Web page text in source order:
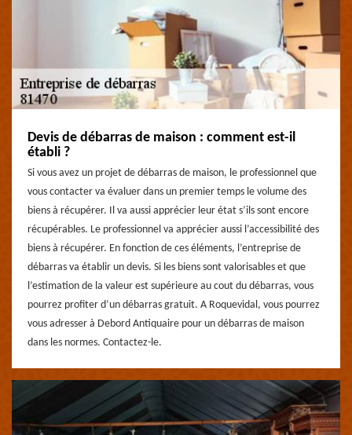
Devis de débarras de maison : comment est-il
établi ?
Si vous avez un projet de débarras de maison, le professionnel que
vous contacter va évaluer dans un premier temps le volume des
biens à récupérer. Il va aussi apprécier leur état s’ils sont encore
récupérables. Le professionnel va apprécier aussi l’accessibilité des
biens à récupérer. En fonction de ces éléments, l’entreprise de
débarras va établir un devis. Si les biens sont valorisables et que
l’estimation de la valeur est supérieure au cout du débarras, vous
pourrez profiter d’un débarras gratuit. A Roquevidal, vous pourrez
vous adresser à Debord Antiquaire pour un débarras de maison
dans les normes. Contactez-le.